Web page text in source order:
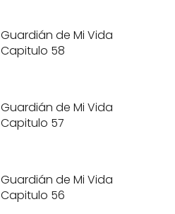
Guardián de Mi Vida
Capitulo 58
Guardián de Mi Vida
Capitulo 57
Guardián de Mi Vida
Capitulo 56